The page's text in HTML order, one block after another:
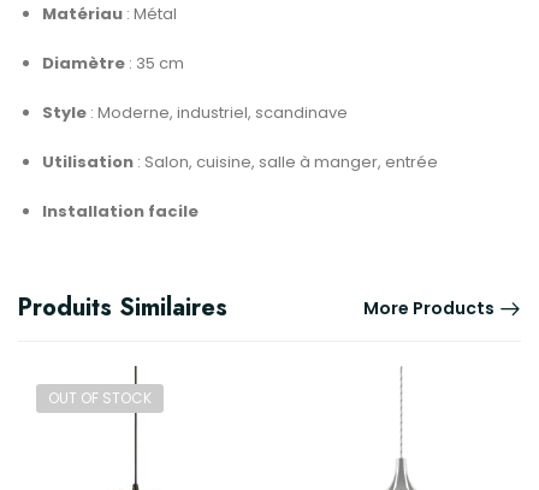
Matériau : Métal
Diamètre : 35 cm
Style : Moderne, industriel, scandinave
Utilisation : Salon, cuisine, salle à manger, entrée
Installation facile
Produits Similaires More Products
OUT OF STOCK